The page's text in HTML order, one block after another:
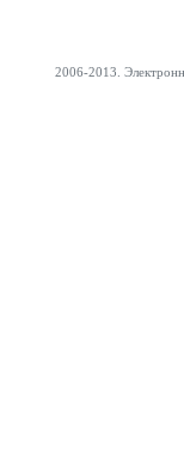
2006-2013.